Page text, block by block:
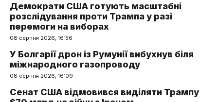
Демократи США готують масштабні
розслідування проти Трампа у разі
перемоги на виборах
08 серпня 2026, 16:56
У Болгарії дрон із Румунії вибухнув біля
міжнародного газопроводу
08 серпня 2026, 16:09
Сенат США відмовився виділяти Трампу